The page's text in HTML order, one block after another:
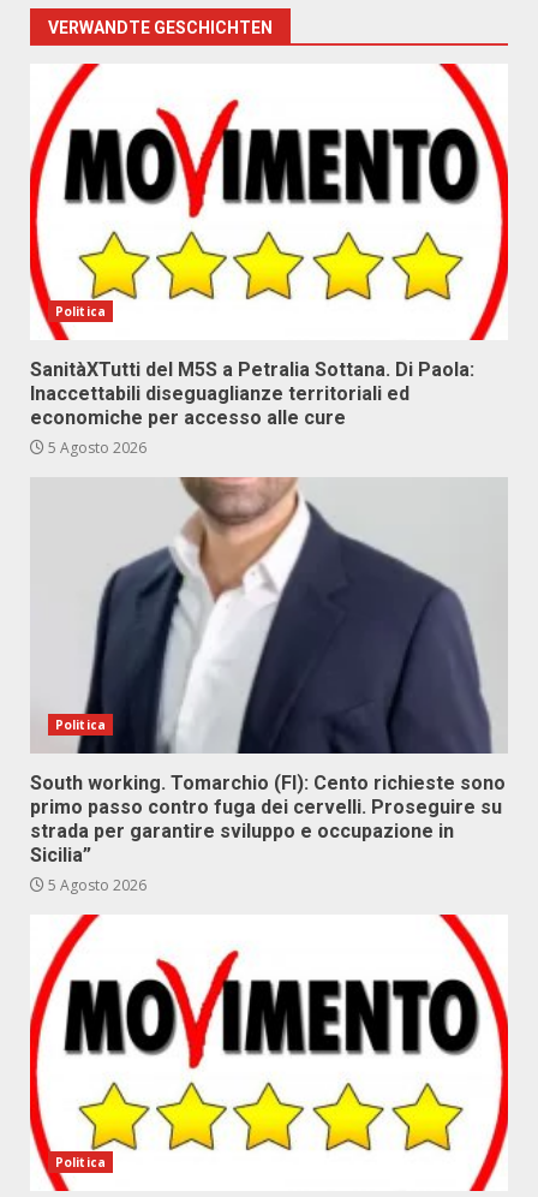
VERWANDTE GESCHICHTEN
Politica
SanitàXTutti del M5S a Petralia Sottana. Di Paola:
Inaccettabili diseguaglianze territoriali ed
economiche per accesso alle cure
5 Agosto 2026
Politica
South working. Tomarchio (FI): Cento richieste sono
primo passo contro fuga dei cervelli. Proseguire su
strada per garantire sviluppo e occupazione in
Sicilia”
5 Agosto 2026
Politica